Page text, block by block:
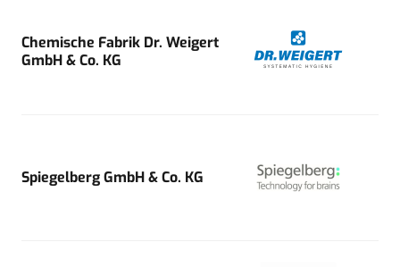
Chemische Fabrik Dr. Weigert
GmbH & Co. KG
Spiegelberg GmbH & Co. KG